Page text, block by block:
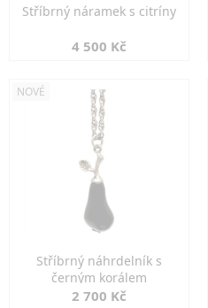
Stříbrný náramek s citríny
4 500 Kč
NOVÉ
Stříbrný náhrdelník s
černým korálem
2 700 Kč